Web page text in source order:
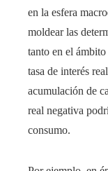
en la esfera
moldear las
tanto en el
tasa de interés
acumulación de
real negativa
consumo.